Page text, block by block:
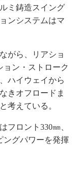
ミ鋳造スイング
ンシステムはマ
がら、リアショ
ョン・ストローク
ハイウェイから
きオフロードま
考えている。
フロント330㎜、
ングパワーを発揮